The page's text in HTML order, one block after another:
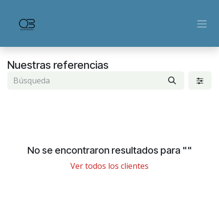
Nuestras referencias
No se encontraron resultados para ""
Ver todos los clientes